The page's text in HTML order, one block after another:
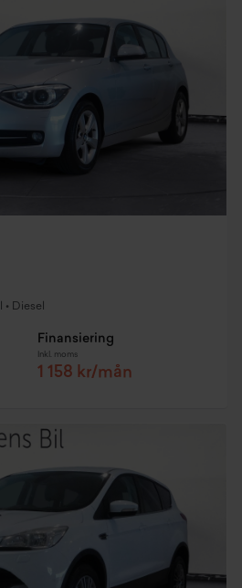
• Diesel
Finansiering
Inkl. moms
1 158 kr/mån